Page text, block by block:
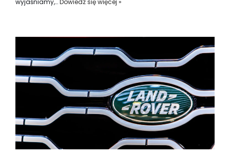
wyjaśniamy,…Dowiedz się więcej »